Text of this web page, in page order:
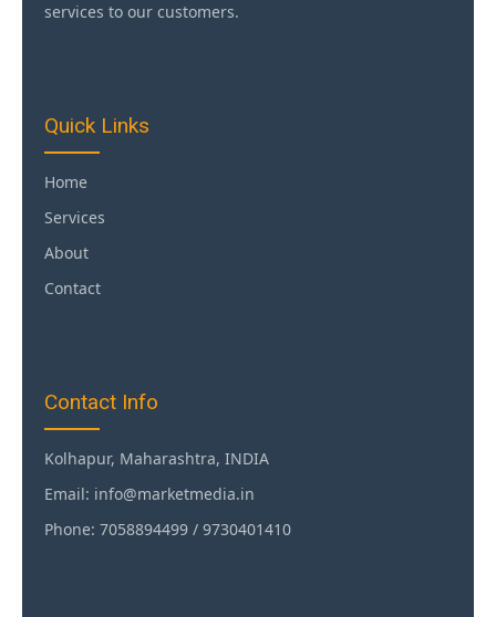
services to our customers.
Quick Links
Home
Services
About
Contact
Contact Info
Kolhapur, Maharashtra, INDIA
Email: info@marketmedia.in
Phone: 7058894499 / 9730401410